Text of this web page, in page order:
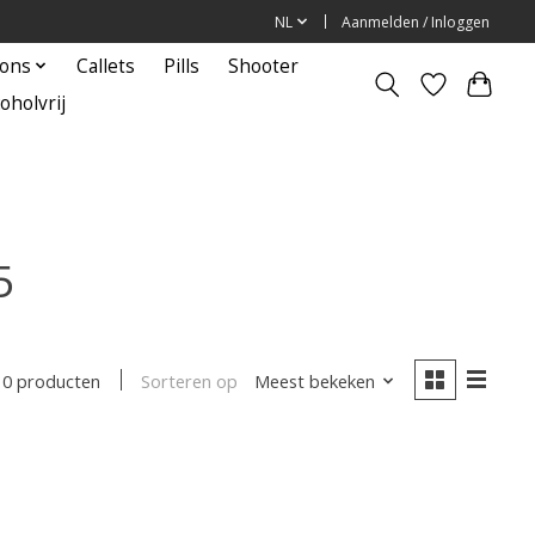
NL Aanmelden / Inloggen
Callets Pills
Shooter
0 producten Sorteren op Meest bekeken